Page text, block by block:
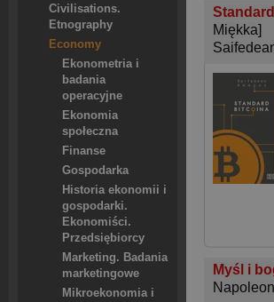
Civilisations.
Etnography
Economy
Ekonometria i
badania
operacyjne
Ekonomia
społeczna
Finanse
Gospodarka
Historia ekonomii i
gospodarki.
Ekonomiści.
Przedsiębiorcy
Marketing. Badania
marketingowe
Mikroekonomia i
Miękka]
Myśl i
Napoleon